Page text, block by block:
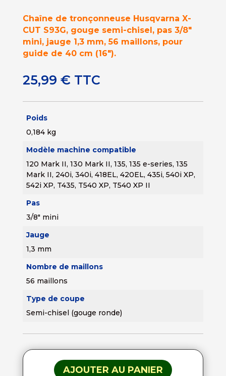
Chaîne de tronçonneuse Husqvarna X-
CUT S93G, gouge semi-chisel, pas 3/8″
mini, jauge 1,3 mm, 56 maillons, pour
guide de 40 cm (16″).
25,99 € TTC
Poids
0,184 kg
Modèle machine compatible
120 Mark II, 130 Mark II, 135, 135 e-series, 135
Mark II, 240i, 340i, 418EL, 420EL, 435i, 540i XP,
542i XP, T435, T540 XP, T540 XP II
Pas
3/8" mini
Jauge
1,3 mm
Nombre de maillons
56 maillons
Type de coupe
Semi-chisel (gouge ronde)
AJOUTER AU PANIER